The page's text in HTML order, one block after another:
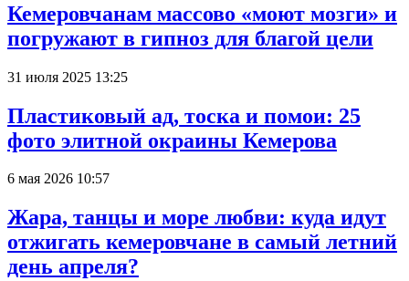
Кемеровчанам массово «моют мозги» и
погружают в гипноз для благой цели
31 июля 2025 13:25
Пластиковый ад, тоска и помои: 25
фото элитной окраины Кемерова
6 мая 2026 10:57
Жара, танцы и море любви: куда идут
отжигать кемеровчане в самый летний
день апреля?